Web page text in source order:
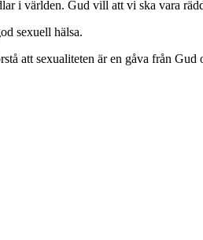
i världen. Gud vill att vi ska vara
sexuell hälsa.
att sexualiteten är en gåva från